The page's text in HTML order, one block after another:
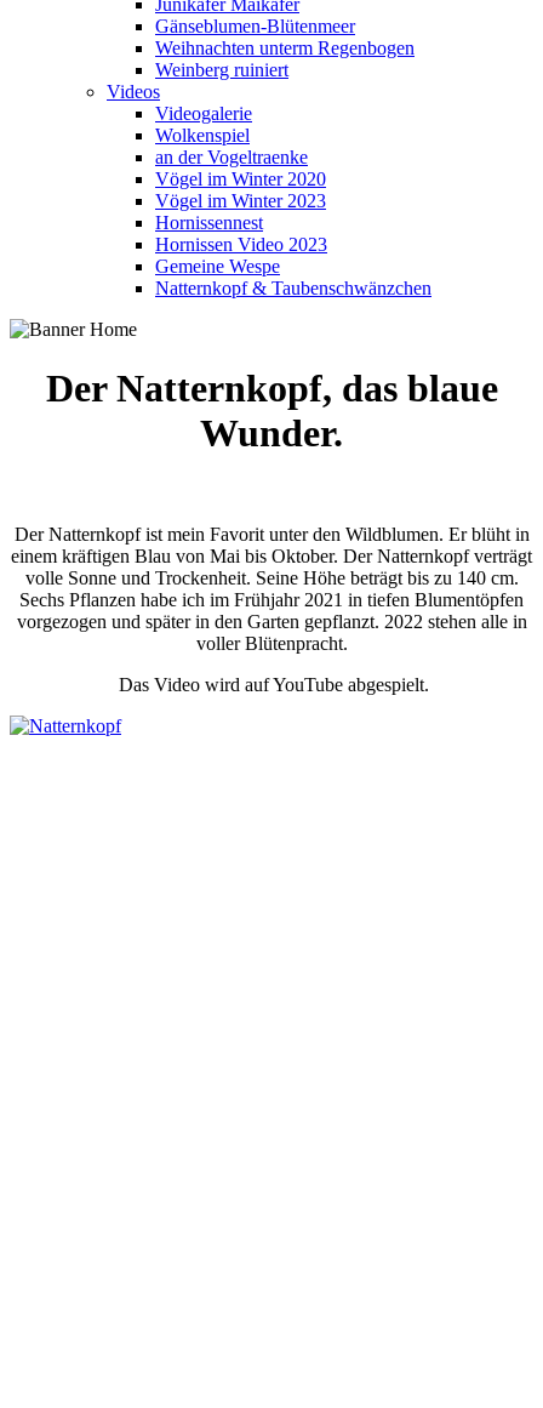
Junikäfer Maikäfer
Gänseblumen-Blütenmeer
Weihnachten unterm Regenbogen
Weinberg ruiniert
Videos
Videogalerie
Wolkenspiel
an der Vogeltraenke
Vögel im Winter 2020
Vögel im Winter 2023
Hornissennest
Hornissen Video 2023
Gemeine Wespe
Natternkopf & Taubenschwänzchen
Der Natternkopf, das blaue
Wunder.
Der Natternkopf ist mein Favorit unter den Wildblumen. Er blüht in
einem kräftigen Blau von Mai bis Oktober. Der Natternkopf verträgt
volle Sonne und Trockenheit. Seine Höhe beträgt bis zu 140 cm.
Sechs Pflanzen habe ich im Frühjahr 2021 in tiefen Blumentöpfen
vorgezogen und später in den Garten gepflanzt. 2022 stehen alle in
voller Blütenpracht.
Das Video wird auf YouTube abgespielt.